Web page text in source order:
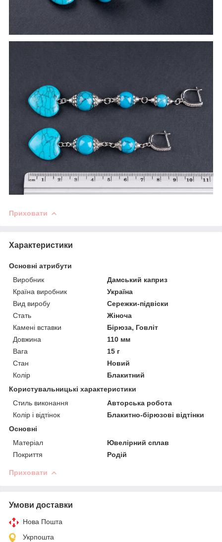
Приховати
Характеристики
Основні атрибути
Виробник
Дамський каприз
Країна виробник
Україна
Вид виробу
Сережки-підвіски
Стать
Жіноча
Камені вставки
Бірюза, Говліт
Довжина
110 мм
Вага
15 г
Стан
Новий
Колір
Блакитний
Користувальницькі характеристики
Стиль виконання
Авторська робота
Колір і відтінок
Блакитно-бірюзові відтінки
Основні
Матеріал
Ювелірний сплав
Покриття
Родій
Приховати
Умови доставки
Нова Пошта
Укрпошта